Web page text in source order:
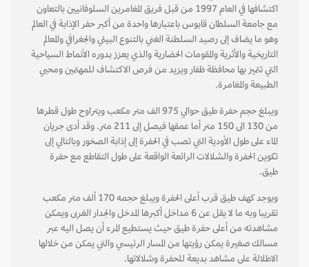
اكتشافها في العام 1997 من قبل فريق المغامرين السلوفانيين بالتعاون
مع جامعة السلطان قابوس باعتبارها واحدة من أكبر حفر الإذابة في العالم
وهو ما يضاف إلى رصيد السلطنة الغني بالتنوع البيئي والجغرافي والمعالم
التاريخية والأثرية والمقومات الحضارية والذي يعزز بدوره الأنماط السياحية
التي تتميز بها محافظة ظفار ويزيد من فرص الاكتشاف للمهتمين ومحبي
الطبيعة والمغامرة.
ويبلغ حجم حفرة طيق حوالي 975 الف متر مكعب ويتراوح طول قطرها
من 130 الى 150 متر أما عمقها فيصل إلى 211 متر. وقد أدى جريان
الماء على طول الأودية التي تصب في الحفرة إلى إذابة الصخور وبالتالي إلى
تكوين الحفرة والشلالات الرائعة الواقعة على طول التقاطع مع حفرة
طيق.
ويوجد كهف طيق قرب أعلى الحفرة ويبلغ حجمه 170 ألف متر مكعب
تقريبا وبه ما لا يقل عن 6 مداخل أكبرها المدخل والجدار الغربى ويمكن
مشاهدته من أعلى حفرة طيق حيث يستطيع المرء أن يصل اليه عبر
مسالك صغيرة يمكن رؤيتها من المسار الرئيسي والتي يمكن من خلالها
الاطلالة على مشاهد بديعة للحفرة وشلالاتها.